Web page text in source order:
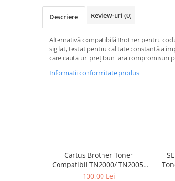
Descriere Review-uri (0)
Alternativă compatibilă Brother pentru
sigilat, testat pentru calitate constantă a
care caută un preț bun fără compromisuri
Informatii conformitate produs
Cartus Brother Toner
Compatibil TN2000/ TN2005/
TN350
100,00 Lei